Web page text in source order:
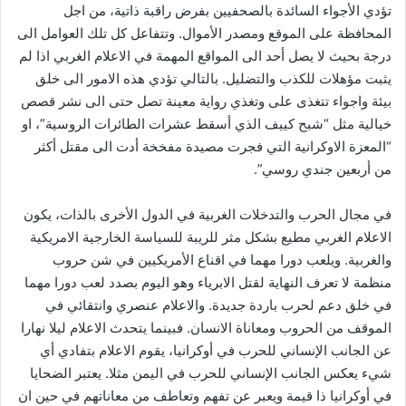
تؤدي الأجواء السائدة بالصحفيين بفرض راقبة ذاتية، من اجل
المحافظة على الموقع ومصدر الأموال. وتتفاعل كل تلك العوامل الى
درجة بحيث لا يصل أحد الى المواقع المهمة في الاعلام الغربي اذا لم
يثبت مؤهلات للكذب والتضليل. بالتالي تؤدي هذه الامور الى خلق
بيئة واجواء تتغذى على وتغذي رواية معينة تصل حتى الى نشر قصص
خيالية مثل “شبح كييف الذي أسقط عشرات الطائرات الروسية”، او
“المعزة الاوكرانية التي فجرت مصيدة مفخخة أدت الى مقتل أكثر
من أربعين جندي روسي”.
في مجال الحرب والتدخلات الغربية في الدول الأخرى بالذات، يكون
الاعلام الغربي مطيع بشكل مثر للريبة للسياسة الخارجية الامريكية
والغربية. ويلعب دورا مهما في اقناع الأمريكيين في شن حروب
منظمة لا تعرف النهاية لقتل الابرياء وهو اليوم بصدد لعب دورا مهما
في خلق دعم لحرب باردة جديدة. والاعلام عنصري وانتقائي في
الموقف من الحروب ومعاناة الانسان. فبينما يتحدث الاعلام ليلا نهارا
عن الجانب الإنساني للحرب في أوكرانيا، يقوم الاعلام بتفادي أي
شيء يعكس الجانب الإنساني للحرب في اليمن مثلا. يعتبر الضحايا
في أوكرانيا ذا قيمة ويعبر عن تفهم وتعاطف من معاناتهم في حين ان